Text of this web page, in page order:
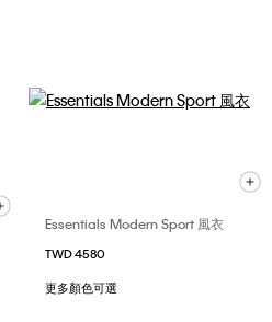
Essentials Modern Sport 風衣
TWD 4580
更多顏色可選